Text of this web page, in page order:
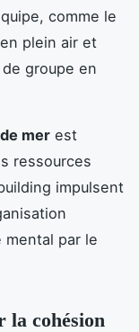
comme le
plein air et
groupe en
mer est
ressources
impulsent
mental par le
la cohésion